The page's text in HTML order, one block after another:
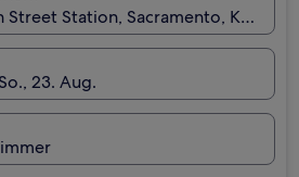
Street Station, Sacramento,
23. Aug.